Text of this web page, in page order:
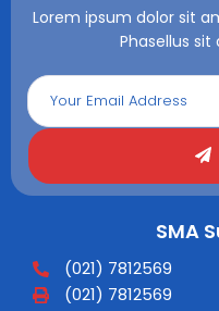
Lorem ipsum dolor sit
Phasellus
SMA
(021) 7812569
(021) 7812569